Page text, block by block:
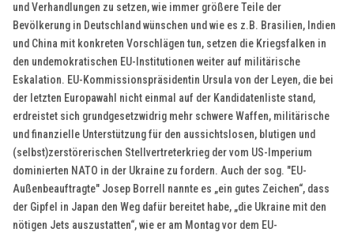
und Verhandlungen zu setzen, wie immer größere Teile der
Bevölkerung in Deutschland wünschen und wie es z.B. Brasilien, Indien
und China mit konkreten Vorschlägen tun, setzen die Kriegsfalken in
den undemokratischen EU-Institutionen weiter auf militärische
Eskalation. EU-Kommissionspräsidentin Ursula von der Leyen, die bei
der letzten Europawahl nicht einmal auf der Kandidatenliste stand,
erdreistet sich grundgesetzwidrig mehr schwere Waffen, militärische
und finanzielle Unterstützung für den aussichtslosen, blutigen und
(selbst)zerstörerischen Stellvertreterkrieg der vom US-Imperium
dominierten NATO in der Ukraine zu fordern. Auch der sog. "EU-
Außenbeauftragte" Josep Borrell nannte es „ein gutes Zeichen“, dass
der Gipfel in Japan den Weg dafür bereitet habe, „die Ukraine mit den
nötigen Jets auszustatten“, wie er am Montag vor dem EU-